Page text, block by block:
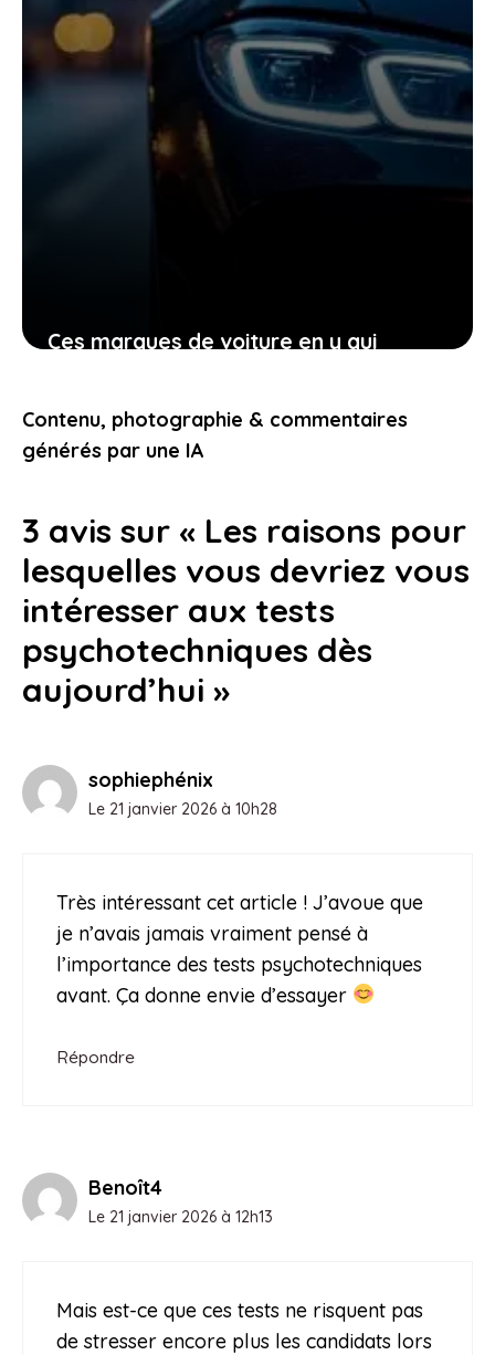
Ces marques de voiture en y qui
l’automobile aujourd’hui
23 janvier 2026
Contenu, photographie & commentaires
générés par une IA
3 avis sur « Les raisons pour
lesquelles vous devriez vous
intéresser aux tests
psychotechniques dès
aujourd’hui »
sophiephénix
Le 21 janvier 2026 à 10h28
Très intéressant cet article ! J’avoue que
je n’avais jamais vraiment pensé à
l’importance des tests psychotechniques
avant. Ça donne envie d’essayer
Répondre
Benoît4
Le 21 janvier 2026 à 12h13
Mais est-ce que ces tests ne risquent pas
de stresser encore plus les candidats lors